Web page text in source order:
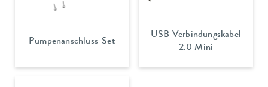
Pumpenanschluss-Set
USB Verbindungskabel
2.0 Mini